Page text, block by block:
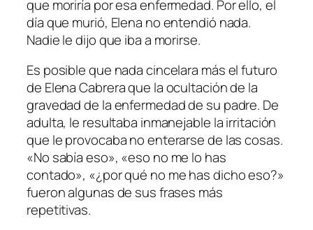
que moriría por esa enfermedad. Por ello, el
día que murió, Elena no entendió nada.
Nadie le dijo que iba a morirse.
Es posible que nada cincelara más el futuro
de Elena Cabrera que la ocultación de la
gravedad de la enfermedad de su padre. De
adulta, le resultaba inmanejable la irritación
que le provocaba no enterarse de las cosas.
«No sabía eso», «eso no me lo has
contado», «¿por qué no me has dicho eso?»
fueron algunas de sus frases más
repetitivas.